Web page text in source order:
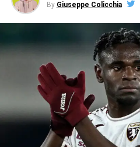
By Giuseppe Colicchia